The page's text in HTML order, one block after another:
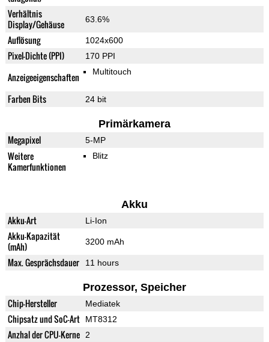
Verhältnis
Display/Gehäuse
63.6%
Auflösung 1024x600
Pixel-Dichte (PPI) 170 PPI
Anzeigeeigenschaften Multitouch
Farben Bits 24 bit
Primärkamera
Megapixel 5-MP
Weitere
Kamerfunktionen
Blitz
Akku
Akku-Art Li-Ion
Akku-Kapazität
(mAh)
3200 mAh
Max. Gesprächsdauer 11 hours
Prozessor, Speicher
Chip-Hersteller Mediatek
Chipsatz und SoC-Art MT8312
Anzhal der CPU-Kerne 2